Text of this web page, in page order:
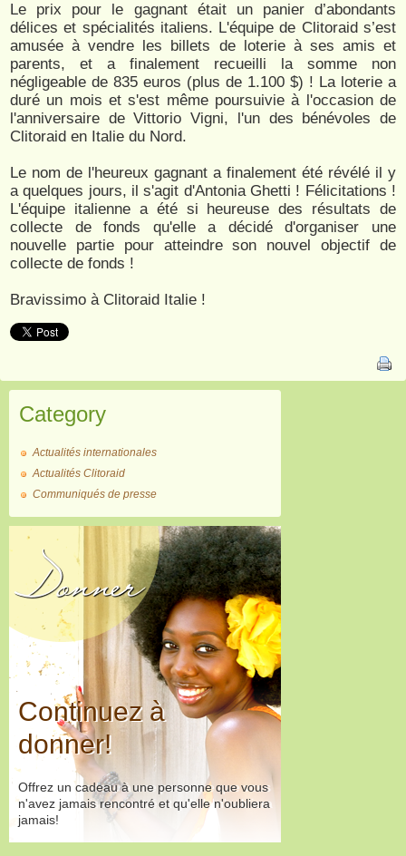
Le prix pour le gagnant était un panier d’abondants
délices et spécialités italiens. L'équipe de Clitoraid s’est
amusée à vendre les billets de loterie à ses amis et
parents, et a finalement recueilli la somme non
négligeable de 835 euros (plus de 1.100 $) ! La loterie a
duré un mois et s'est même poursuivie à l'occasion de
l'anniversaire de Vittorio Vigni, l'un des bénévoles de
Clitoraid en Italie du Nord.
Le nom de l'heureux gagnant a finalement été révélé il y
a quelques jours, il s'agit d'Antonia Ghetti ! Félicitations !
L'équipe italienne a été si heureuse des résultats de
collecte de fonds qu'elle a décidé d'organiser une
nouvelle partie pour atteindre son nouvel objectif de
collecte de fonds !
Bravissimo à Clitoraid Italie !
Category
Actualités internationales
Actualités Clitoraid
Communiqués de presse
Donner
Continuez à
donner!
Offrez un cadeau à une personne que vous
n'avez jamais rencontré et qu'elle n'oubliera
jamais!